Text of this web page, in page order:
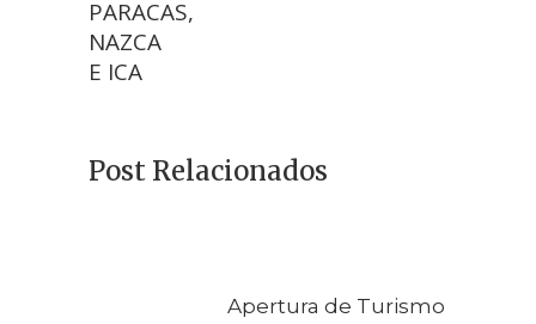
Post Relacionados
Apertura de Turismo